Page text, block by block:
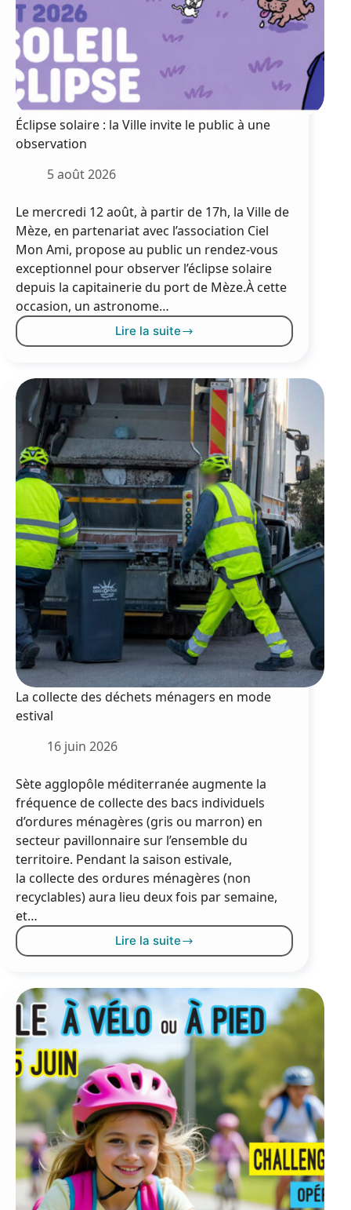
Éclipse solaire : la Ville invite le public à une
observation
5 août 2026
Le mercredi 12 août, à partir de 17h, la Ville de
Mèze, en partenariat avec l’association Ciel
Mon Ami, propose au public un rendez-vous
exceptionnel pour observer l’éclipse solaire
depuis la capitainerie du port de Mèze.À cette
occasion, un astronome…
Lire la suite
Éclipse
la
Ville
le
public
à
une
observation
La collecte des déchets ménagers en mode
estival
16 juin 2026
Sète agglopôle méditerranée augmente la
fréquence de collecte des bacs individuels
d’ordures ménagères (gris ou marron) en
secteur pavillonnaire sur l’ensemble du
territoire. Pendant la saison estivale,
la collecte des ordures ménagères (non
recyclables) aura lieu deux fois par semaine,
et…
Lire la suite
La
déchets
ménagers
en
mode
estival